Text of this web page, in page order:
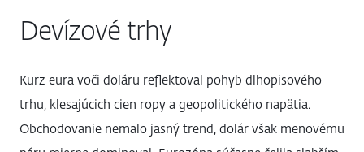
Devízové trhy
Kurz eura voči doláru reflektoval pohyb dlhopisového
trhu, klesajúcich cien ropy a geopolitického napätia.
Obchodovanie nemalo jasný trend, dolár však menovému